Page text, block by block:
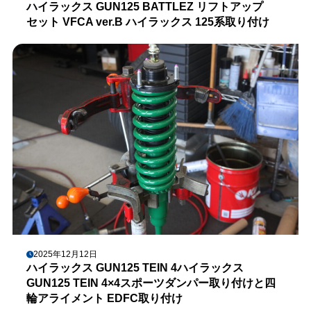
ハイラックス GUN125 BATTLEZ リフトアップ
セット VFCA ver.B ハイラックス 125系取り付け
2025年12月12日
ハイラックス GUN125 TEIN 4ハイラックス
GUN125 TEIN 4×4スポーツダンパー取り付けと四
輪アライメント EDFC取り付け